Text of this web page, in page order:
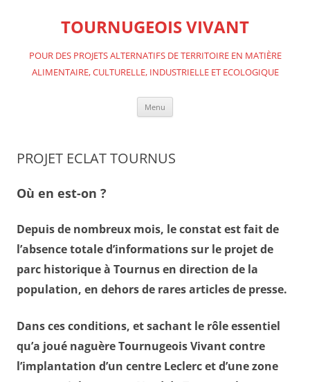
TOURNUGEOIS VIVANT
POUR DES PROJETS ALTERNATIFS DE TERRITOIRE EN MATIÈRE
ALIMENTAIRE, CULTURELLE, INDUSTRIELLE ET ECOLOGIQUE
Menu
PROJET ECLAT TOURNUS
Où en est-on ?
Depuis de nombreux mois, le constat est fait de
l’absence totale d’informations sur le projet de
parc historique à Tournus en direction de la
population, en dehors de rares articles de presse.
Dans ces conditions, et sachant le rôle essentiel
qu’a joué naguère Tournugeois Vivant contre
l’implantation d’un centre Leclerc et d’une zone